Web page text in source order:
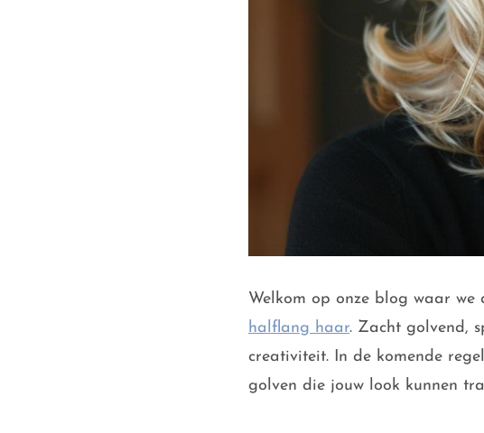
Welkom op onze blog waar we
halflang haar. Zacht golvend,
creativiteit. In de komende
golven die jouw look kunnen